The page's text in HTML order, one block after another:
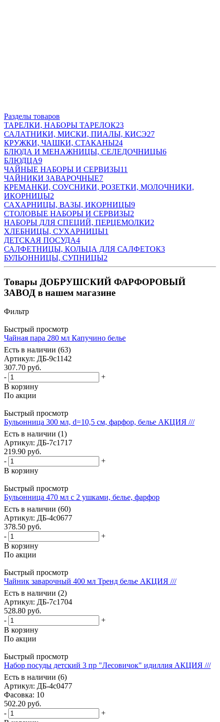
Разделы товаров
ТАРЕЛКИ, НАБОРЫ ТАРЕЛОК23
САЛАТНИКИ, МИСКИ, ПИАЛЫ, КИСЭ27
КРУЖКИ, ЧАШКИ, СТАКАНЫ24
БЛЮДА И МЕНАЖНИЦЫ, СЕЛЕДОЧНИЦЫ6
БЛЮДЦА9
ЧАЙНЫЕ НАБОРЫ И СЕРВИЗЫ11
ЧАЙНИКИ ЗАВАРОЧНЫЕ7
КРЕМАНКИ, СОУСНИКИ, РОЗЕТКИ, МОЛОЧНИКИ,
ИКОРНИЦЫ2
САХАРНИЦЫ, ВАЗЫ, ИКОРНИЦЫ9
СТОЛОВЫЕ НАБОРЫ И СЕРВИЗЫ2
НАБОРЫ ДЛЯ СПЕЦИЙ, ПЕРЦЕМОЛКИ2
ХЛЕБНИЦЫ, СУХАРНИЦЫ1
ДЕТСКАЯ ПОСУДА4
САЛФЕТНИЦЫ, КОЛЬЦА ДЛЯ САЛФЕТОК3
БУЛЬОННИЦЫ, СУПНИЦЫ2
Товары ДОБРУШСКИЙ ФАРФОРОВЫЙ
ЗАВОД в нашем магазине
Фильтр
Быстрый просмотр
Чайная пара 280 мл Капучино белье
Есть в наличии (63)
Артикул: ДБ-9с1142
307.70 руб.
-
+
В корзину
По акции
Быстрый просмотр
Бульонница 300 мл, d=10,5 см, фарфор, белье АКЦИЯ ///
Есть в наличии (1)
Артикул: ДБ-7с1717
219.90 руб.
-
+
В корзину
Быстрый просмотр
Бульонница 470 мл с 2 ушками, белье, фарфор
Есть в наличии (60)
Артикул: ДБ-4с0677
378.50 руб.
-
+
В корзину
По акции
Быстрый просмотр
Чайник заварочный 400 мл Тренд белье АКЦИЯ ///
Есть в наличии (2)
Артикул: ДБ-7с1704
528.80 руб.
-
+
В корзину
По акции
Быстрый просмотр
Набор посуды детский 3 пр "Лесовичок" идиллия АКЦИЯ ///
Есть в наличии (6)
Артикул: ДБ-4с0477
Фасовка: 10
502.20 руб.
-
+